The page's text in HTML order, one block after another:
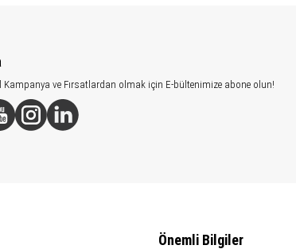
Kampanya ve Fırsatlardan olmak için E-bültenimize abone olun!
Önemli Bilgiler